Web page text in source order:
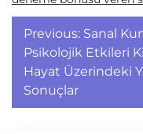
Yazı
gezinmesi
Previous: Sanal
Psikolojik Etkileri
Hayat Üzerindeki
Sonuçlar